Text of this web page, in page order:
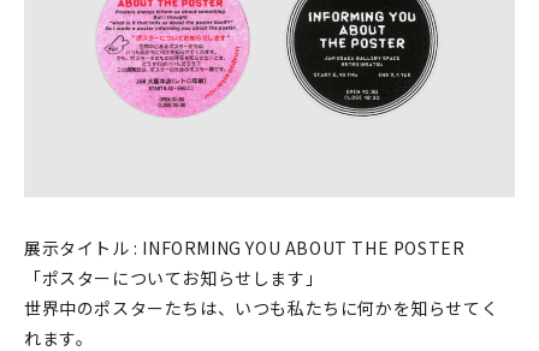
JAMグッズ
台湾グッズ
展示タイトル : INFORMING YOU ABOUT THE POSTER
「ポスターについてお知らせします」
世界中のポスターたちは、いつも私たちに何かを知らせてく
れます。